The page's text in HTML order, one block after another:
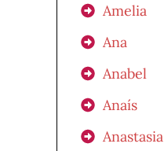
Amelia
Ana
Anabel
Anaís
Anastasia